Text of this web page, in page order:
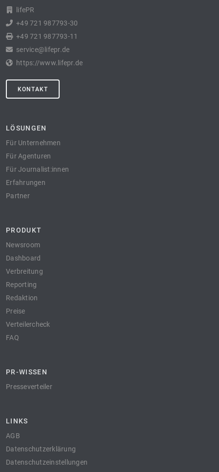
lifePR
+49 721 987793-30
+49 721 987793-11
service@lifepr.de
https://www.lifepr.de
KONTAKT
LÖSUNGEN
Für Unternehmen
Für Agenturen
Für Journalist:innen
Erfahrungen
Partner
PRODUKT
Newsroom
Dashboard
Verbreitung
Reporting
Redaktion
Preise
Verteilercheck
FAQ
PR-WISSEN
Presseverteiler
LINKS
AGB
Datenschutzerklärung
Datenschutzeinstellungen